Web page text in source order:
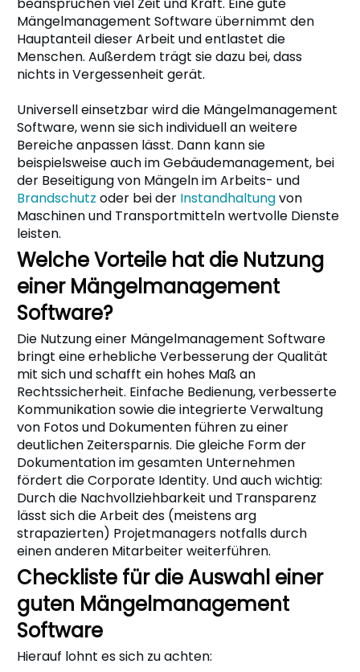
Mängelmanagement Software übernimmt den
Hauptanteil dieser Arbeit und entlastet die
Menschen. Außerdem trägt sie dazu bei, dass
nichts in Vergessenheit gerät.
Universell einsetzbar wird die Mängelmanagement
Software, wenn sie sich individuell an weitere
Bereiche anpassen lässt. Dann kann sie
beispielsweise auch im Gebäudemanagement, bei
der Beseitigung von Mängeln im Arbeits- und
Brandschutz oder bei der Instandhaltungvon
Maschinen und Transportmitteln wertvolle Dienste
leisten.
Welche Vorteile hat die Nutzung
einer Mängelmanagement
Software?
Die Nutzung einer Mängelmanagement Software
bringt eine erhebliche Verbesserung der Qualität
mit sich und schafft ein hohes Maß an
Rechtssicherheit. Einfache Bedienung, verbesserte
Kommunikation sowie die integrierte Verwaltung
von Fotos und Dokumenten führen zu einer
deutlichen Zeitersparnis. Die gleiche Form der
Dokumentation im gesamten Unternehmen
fördert die Corporate Identity. Und auch wichtig:
Durch die Nachvollziehbarkeit und Transparenz
lässt sich die Arbeit des (meistens arg
strapazierten) Projetmanagers notfalls durch
einen anderen Mitarbeiter weiterführen.
Checkliste für die Auswahl einer
guten Mängelmanagement
Software
Hierauf lohnt es sich zu achten: